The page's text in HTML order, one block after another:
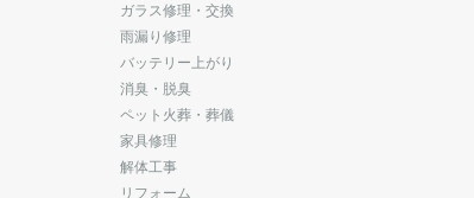
ガラス修理・交換
雨漏り修理
バッテリー上がり
消臭・脱臭
ペット火葬・葬儀
家具修理
解体工事
リフォーム